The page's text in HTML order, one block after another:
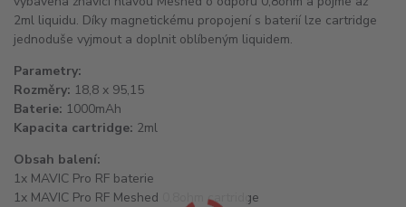
2ml liquidu. Díky magnetickému propojení s baterií lze cartridge
jednoduše vyjmout a doplnit oblíbeným liquidem.
Parametry:
Rozměry: 18,8 x 95,15
Baterie: 1000mAh
Kapacita cartridge: 2ml
Obsah balení:
1x MAVIC Pro RF baterie
1x MAVIC Pro RF Meshed 0,8ohm cartridge